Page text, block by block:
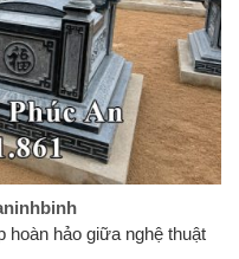
hảo giữa nghệ thuật